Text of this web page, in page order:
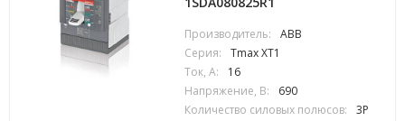
Производитель:
ABB
Серия:
Tmax XT1
Ток, А:
16
Напряжение, В:
690
Количество силовых полюсов:
3P